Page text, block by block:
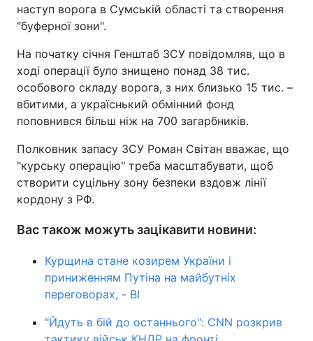
наступ ворога в Сумській області та створення
"буферної зони".
На початку січня Генштаб ЗСУ повідомляв, що в
ході операції було знищено понад 38 тис.
особового складу ворога, з них близько 15 тис. –
вбитими, а україснький обмінний фонд
поповнився більш ніж на 700 загарбників.
Полковник запасу ЗСУ Роман Світан вважає, що
"курську операцію" треба масштабувати, щоб
створити суцільну зону безпеки вздовж лінії
кордону з РФ.
Вас також можуть зацікавити новини:
Курщина стане козирем України і
приниженням Путіна на майбутніх
переговорах, - BI
"Йдуть в бій до останнього": CNN розкрив